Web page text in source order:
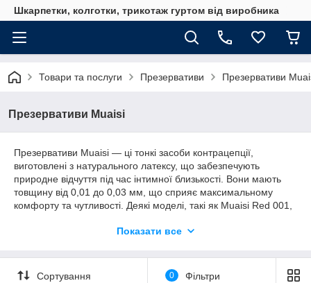
Шкарпетки, колготки, трикотаж гуртом від виробника
Товари та послуги Презервативи Презервативи
Презервативи Muaisi
Презервативи Muaisi — ці тонкі засоби контрацепції,
виготовлені з натурального латексу, що забезпечують
природне відчуття під час інтимної близькості. Вони мають
товщину від 0,01 до 0,03 мм, що сприяє максимальному
комфорту та чутливості. Деякі моделі, такі як Muaisi Red 001,
покращеного зволоження. Презервативи доступні в різних
постачаються в упаковках по 3, 10 або 12 штук. Кожен
презерватив має гладку текстуру та анатомічну форму для
Показати все
Сортування 0 Фільтри